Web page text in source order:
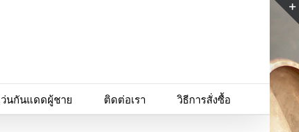
นกันแดดผู้ชาย ติดต่อเรา วิธีการสั่งซื้อ